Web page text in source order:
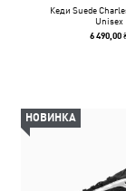
Кеди Suede
Unisex
6 490,00
НОВИНКА